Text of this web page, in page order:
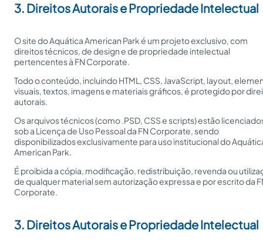
3. Direitos Autorais e Propriedade Intelectual
O site do Aquática American Park é um projeto exclusivo, com
direitos técnicos, de design e de propriedade intelectual
pertencentes à FN Corporate.
Todo o conteúdo, incluindo HTML, CSS, JavaScript, layout,
visuais, textos, imagens e materiais gráficos, é protegido por
autorais.
Os arquivos técnicos (como .PSD, CSS e scripts) estão
sob a Licença de Uso Pessoal da FN Corporate, sendo
disponibilizados exclusivamente para uso institucional do
American Park.
É proibida a cópia, modificação, redistribuição, revenda ou
de qualquer material sem autorização expressa e por escrito da
Corporate.
3. Direitos Autorais e Propriedade Intelectual